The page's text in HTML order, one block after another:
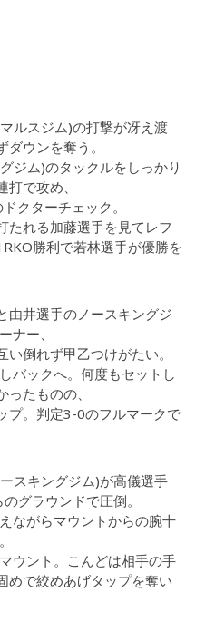
ルスジム)の打撃が冴え渡
ウンを奪う。
ジム)のタックルをしっかり
で攻め、
クターチェック。
たれる加藤選手を見てレフ
勝利で若林選手が優勝を
由井選手のノースキングジ
ナー、
倒れず甲乙つけがたい。
バックへ。何度もセットし
たものの、
プ。判定3-0のフルマークで
スキングジム)が高儀選手
グラウンドで圧倒。
ながらマウントからの腕十
ウント。こんどは相手の手
めで絞めあげタップを奪い